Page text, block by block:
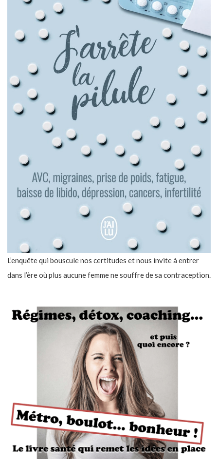
L’enquête qui bouscule nos certitudes et nous invite à entrer
dans l’ère où plus aucune femme ne souffre de sa contraception.